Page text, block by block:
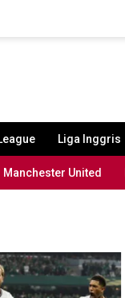
Liga Inggris
Manchester United